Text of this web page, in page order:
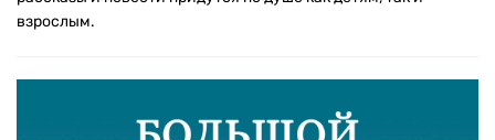
взрослым.